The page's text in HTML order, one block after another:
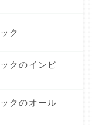
ク
クのインビ
クのオール